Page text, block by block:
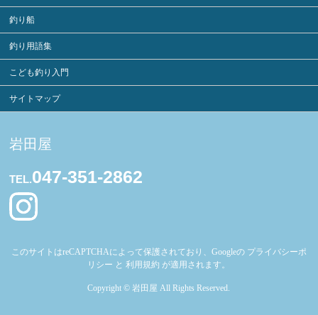
釣り船
釣り用語集
こども釣り入門
サイトマップ
岩田屋
TEL.047-351-2862
このサイトはreCAPTCHAによって保護されており、Googleの プライバシーポ
リシー と利用規約 が適用されます。
Copyright ©岩田屋 All Rights Reserved.